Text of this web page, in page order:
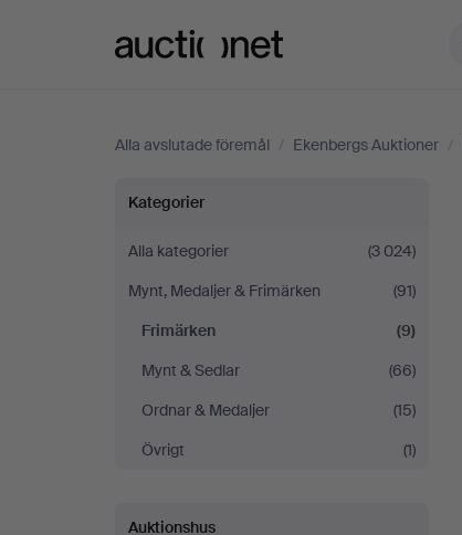
Alla avslutade föremål / Ekenbergs Auktioner /
Frimärken
på
Ekenbergs
Auktioner
Kategorier
Alla kategorier
(3 024)
Mynt, Medaljer & Frimärken
(91)
Frimärken
(9)
Mynt & Sedlar
(66)
Ordnar & Medaljer
(15)
Övrigt
(1)
Auktionshus